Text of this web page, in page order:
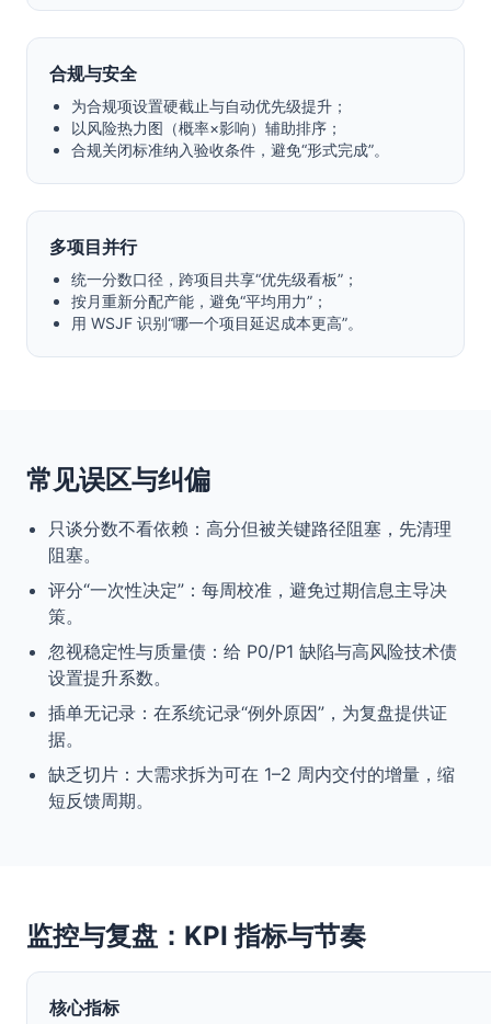
合规与安全
为合规项设置硬截止与自动优先级提升；
以风险热力图（概率×影响）辅助排序；
合规关闭标准纳入验收条件，避免“形式完成”。
多项目并行
统一分数口径，跨项目共享“优先级看板”；
按月重新分配产能，避免“平均用力”；
用 WSJF 识别“哪一个项目延迟成本更高”。
常见误区与纠偏
只谈分数不看依赖：高分但被关键路径阻塞，先清理
阻塞。
评分“一次性决定”：每周校准，避免过期信息主导决
策。
忽视稳定性与质量债：给 P0/P1 缺陷与高风险技术债
设置提升系数。
插单无记录：在系统记录“例外原因”，为复盘提供证
据。
缺乏切片：大需求拆为可在 1–2 周内交付的增量，缩
短反馈周期。
监控与复盘：KPI 指标与节奏
核心指标